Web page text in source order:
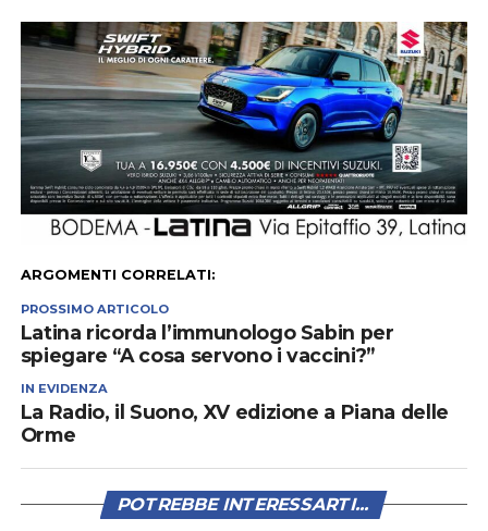
ARGOMENTI CORRELATI:
PROSSIMO ARTICOLO
Latina ricorda l’immunologo Sabin per
spiegare “A cosa servono i vaccini?”
IN EVIDENZA
La Radio, il Suono, XV edizione a Piana delle
Orme
POTREBBE INTERESSARTI...